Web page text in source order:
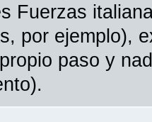
Fuerzas
por ejemplo),
paso y